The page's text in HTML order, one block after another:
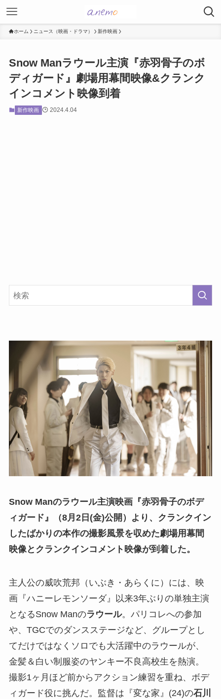
ホーム ニュース（映画・ドラマ） 新作映画
Snow Manラウール主演『赤羽骨子のボ
ディガード』劇場用幕間映像&クランク
インコメント映像到着
新作映画 2024.4.04
Snow Manのラウール主演映画『赤羽骨子のボデ
ィガード』（8月2日(金)公開）より、クランクイン
したばかりの本作の撮影風景を収めた劇場用幕間
映像とクランクインコメント映像が到着した。
主人公の威吹荒邦（いぶき・あらくに）には、映
画『ハニーレモンソーダ』以来3年ぶりの単独主演
となるSnow Manのラウール。パリコレへの参加
や、TGCでのダンスステージなど、グループとし
てだけではなくソロでも大活躍中のラウールが、
金髪＆白い制服姿のヤンキー不良高校生を熱演。
撮影1ヶ月ほど前からアクション練習を重ね、ボデ
ィガード役に挑んだ。監督は『変な家』(24)の石川